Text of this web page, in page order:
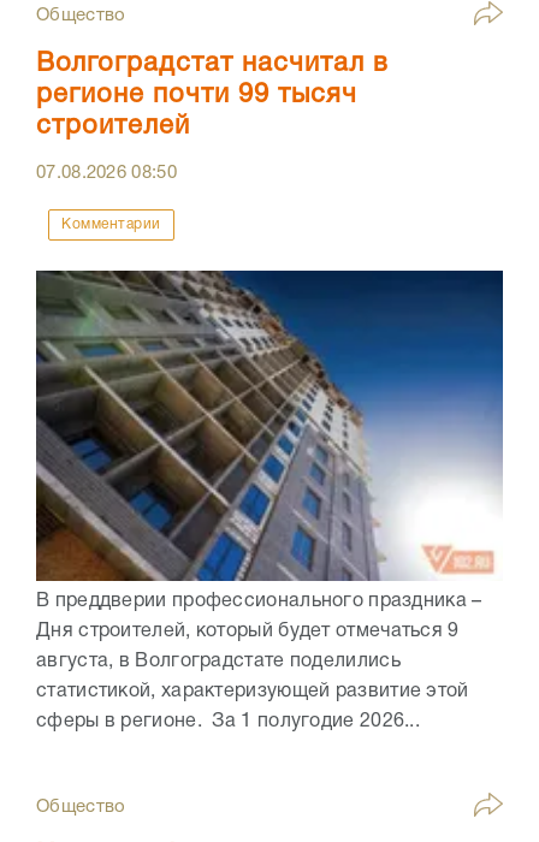
Общество
Волгоградстат насчитал в
регионе почти 99 тысяч
строителей
07.08.202608:50
Комментарии
В преддверии профессионального праздника –
Дня строителей, который будет отмечаться 9
августа, в Волгоградстате поделились
статистикой, характеризующей развитие этой
сферы в регионе. За 1 полугодие 2026...
Общество